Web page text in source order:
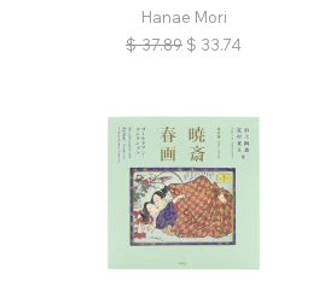
Hanae Mori
$ 37.89 $ 33.74